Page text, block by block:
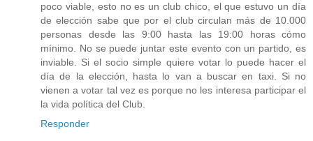
poco viable, esto no es un club chico, el que estuvo un día
de elección sabe que por el club circulan más de 10.000
personas desde las 9:00 hasta las 19:00 horas cómo
mínimo. No se puede juntar este evento con un partido, es
inviable. Si el socio simple quiere votar lo puede hacer el
día de la elección, hasta lo van a buscar en taxi. Si no
vienen a votar tal vez es porque no les interesa participar el
la vida política del Club.
Responder